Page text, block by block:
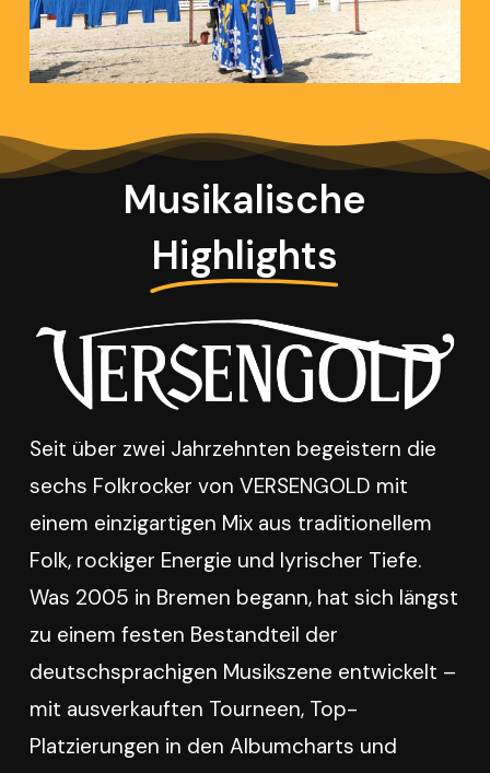
Musikalische
Highlights
Seit über zwei Jahrzehnten begeistern die
sechs Folkrocker von VERSENGOLD mit
einem einzigartigen Mix aus traditionellem
Folk, rockiger Energie und lyrischer Tiefe.
Was 2005 in Bremen begann, hat sich längst
zu einem festen Bestandteil der
deutschsprachigen Musikszene entwickelt –
mit ausverkauften Tourneen, Top-
Platzierungen in den Albumcharts und